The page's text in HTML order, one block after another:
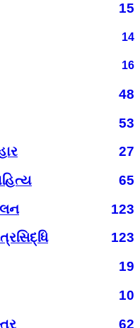
15
14
16
48
53
27
65
123
123
19
10
62